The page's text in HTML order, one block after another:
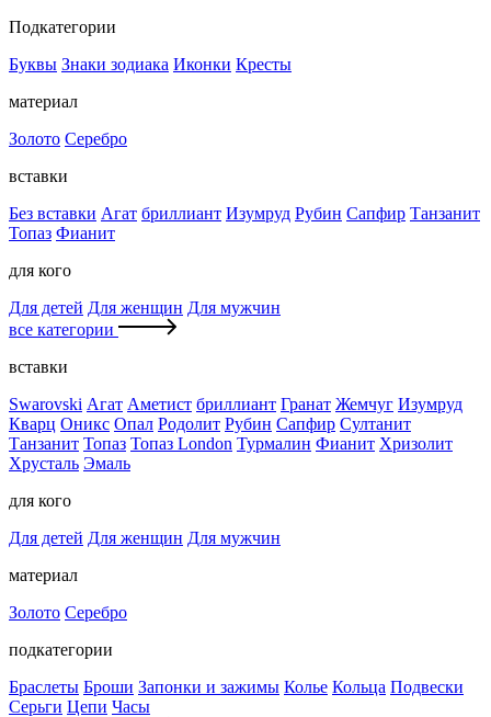
Подкатегории
Буквы Знаки зодиака Иконки Кресты
материал
Золото Серебро
вставки
Без вставки Агат бриллиант Изумруд Рубин Сапфир Танзанит
Топаз Фианит
для кого
Для детей Для женщин Для мужчин
все категории
вставки
Swarovski Агат Аметист бриллиант Гранат Жемчуг Изумруд
Кварц Оникс Опал Родолит Рубин Сапфир Султанит
Танзанит Топаз Топаз London Турмалин Фианит Хризолит
Хрусталь Эмаль
для кого
Для детей Для женщин Для мужчин
материал
Золото Серебро
подкатегории
Браслеты Броши Запонки и зажимы Колье Кольца Подвески
Серьги Цепи Часы